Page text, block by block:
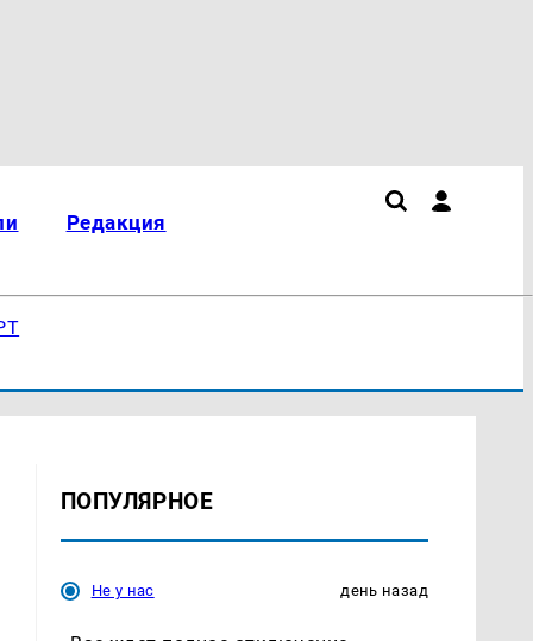
Редакция
ПОПУЛЯРНОЕ
Не у нас день назад